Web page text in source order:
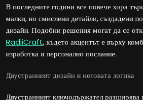
В последните години все повече хора
малки, но смислени детайли, създадени
дизайн. Подобни решения могат да се
RadiiCraft, където акцентът е върху
изработка и персонално послание.
Двустранният дизайн и неговата логика
Двустранният ключодържател разширява